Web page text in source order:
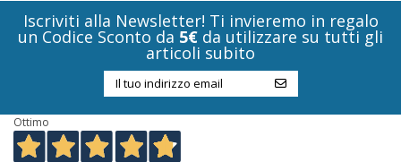
Iscriviti alla Newsletter! Ti invieremo in regalo
un Codice Sconto da 5€ da utilizzare su tutti gli
articoli subito
Ottimo